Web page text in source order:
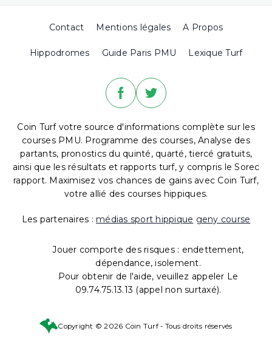
Contact Mentions légales A Propos
Hippodromes Guide Paris PMU Lexique Turf
Coin Turf votre source d'informations complète sur les
courses PMU. Programme des courses, Analyse des
partants, pronostics du quinté, quarté, tiercé gratuits,
ainsi que les résultats et rapports turf, y compris le Sorec
rapport. Maximisez vos chances de gains avec Coin Turf,
votre allié des courses hippiques.
Les partenaires : médias sport hippique geny course
Jouer comporte des risques : endettement,
dépendance, isolement.
Pour obtenir de l'aide, veuillez appeler Le
09.74.75.13.13 (appel non surtaxé).
Copyright © 2026 Coin Turf - Tous droits réservés